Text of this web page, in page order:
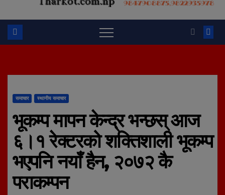
समाचार स्थानीय समाचार
भूकम्प मापन केन्द्र भन्छस् आज
६।१ रेक्टरको शक्तिशाली भूकम्प
भएपनि नयाँ हैन, २०७२ कै
पराकम्पन